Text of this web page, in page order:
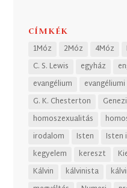
CÍMKÉK
1Móz 2Móz 4Móz
C. S. Lewis
egyház
evangélium
evangéliumi
G. K. Chesterton
homoszexualitás
irodalom
Isten Isten
kegyelem
kereszt
Kálvin
kálvinista